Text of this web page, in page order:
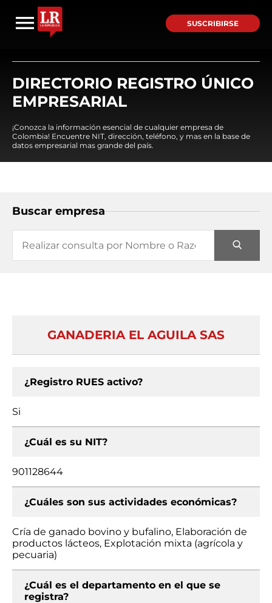
SUSCRIBIRSE
DIRECTORIO REGISTRO ÚNICO
EMPRESARIAL
¡Conozca la información esencial de cualquier empresa de
Colombia! Encuentre NIT, dirección, teléfono, y mas en la base de
datos empresarial mas grande del país.
Buscar empresa
GANADERIA EL AGUILA SAS
¿Registro RUES activo?
Si
¿Cuál es su NIT?
901128644
¿Cuáles son sus actividades económicas?
Cría de ganado bovino y bufalino, Elaboración de
productos lácteos, Explotación mixta (agrícola y
pecuaria)
¿Cuál es el departamento en el que se
registra?